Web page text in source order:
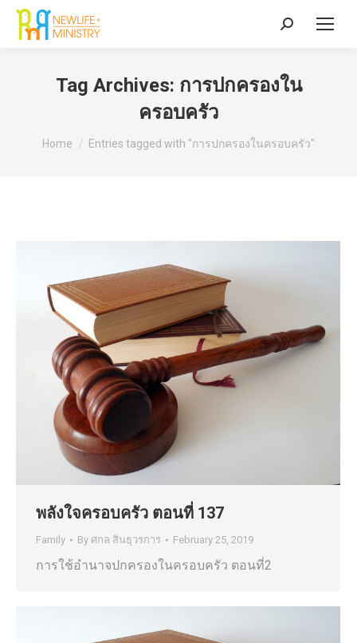
Search:
Tag Archives: การปกครองใน
ครอบครัว
You are here:
Home Entries tagged with "การปกครองในครอบครัว"
พลังใจครอบครัว ตอนที่ 137
Family By ศกล สินธุวรการ February 25, 2019
การใช้อำนาจปกครองในครอบครัว ตอนที่2